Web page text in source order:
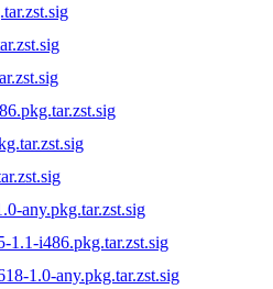
any.pkg.tar.zst.sig
1.1-i486.pkg.tar.zst.sig
1.0-any.pkg.tar.zst.sig